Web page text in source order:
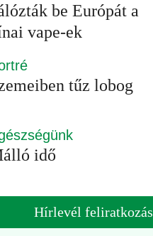
be Európát a
vape-ek
tűz lobog
idő
Hírlevél feliratkozás